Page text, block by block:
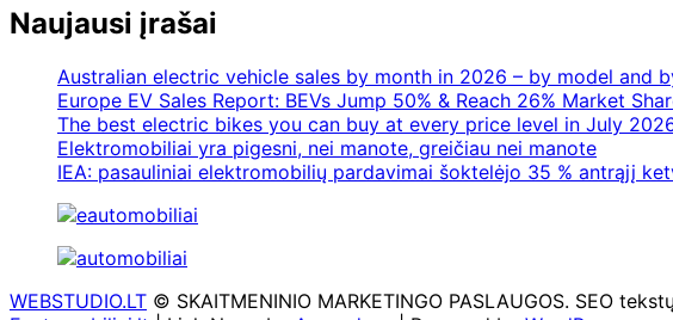
Naujausi įrašai
Australian electric vehicle sales by month in 2026 – by model and
Europe EV Sales Report: BEVs Jump 50% & Reach 26% Market
The best electric bikes you can buy at every price level in July
Elektromobiliai yra pigesni, nei manote, greičiau nei manote
IEA: pasauliniai elektromobilių pardavimai šoktelėjo 35 % antrąjį
WEBSTUDIO.LT © SKAITMENINIO MARKETINGO PASLAUGOS. SEO